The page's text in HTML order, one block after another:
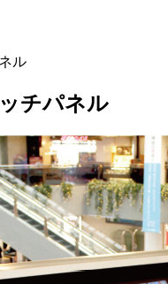
ル
チパネル